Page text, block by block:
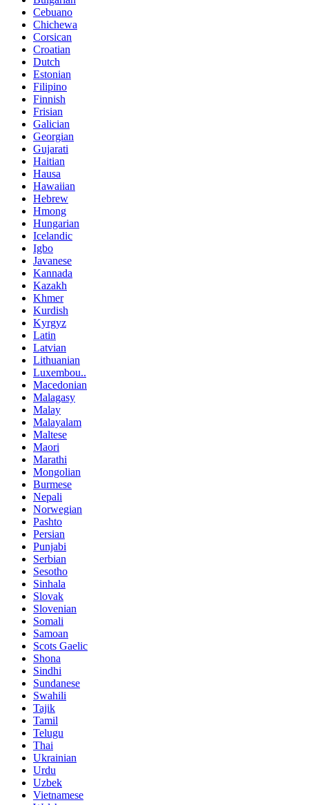
Cebuano
Chichewa
Corsican
Croatian
Dutch
Estonian
Filipino
Finnish
Frisian
Galician
Georgian
Gujarati
Haitian
Hausa
Hawaiian
Hebrew
Hmong
Hungarian
Icelandic
Igbo
Javanese
Kannada
Kazakh
Khmer
Kurdish
Kyrgyz
Latin
Latvian
Lithuanian
Luxembou..
Macedonian
Malagasy
Malay
Malayalam
Maltese
Maori
Marathi
Mongolian
Burmese
Nepali
Norwegian
Pashto
Persian
Punjabi
Serbian
Sesotho
Sinhala
Slovak
Slovenian
Somali
Samoan
Scots Gaelic
Shona
Sindhi
Sundanese
Swahili
Tajik
Tamil
Telugu
Thai
Ukrainian
Urdu
Uzbek
Vietnamese